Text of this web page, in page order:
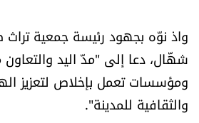
الرياضة
منوّعات
حظّك اليوم
واذ نوّه بجهود رئيسة جمعية
شهّال، دعا إلى "مدّ اليد
ومؤسسات تعمل بإخلاص لتعزيز
والثقافية للمدينة".